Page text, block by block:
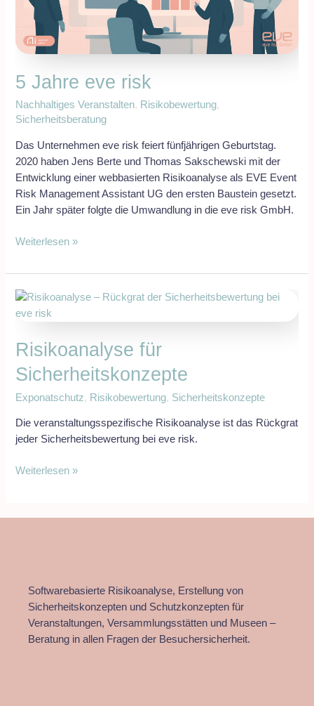
5 Jahre eve risk
Nachhaltiges Veranstalten, Risikobewertung,
Sicherheitsberatung
Das Unternehmen eve risk feiert fünfjährigen Geburtstag.
2020 haben Jens Berte und Thomas Sakschewski mit der
Entwicklung einer webbasierten Risikoanalyse als EVE Event
Risk Management Assistant UG den ersten Baustein gesetzt.
Ein Jahr später folgte die Umwandlung in die eve risk GmbH.
Weiterlesen »
Risikoanalyse für
Sicherheitskonzepte
Exponatschutz, Risikobewertung, Sicherheitskonzepte
Die veranstaltungsspezifische Risikoanalyse ist das Rückgrat
jeder Sicherheitsbewertung bei eve risk.
Risikoanalyse
für
Weiterlesen »
Softwarebasierte Risikoanalyse, Erstellung von
Sicherheitskonzepten und Schutzkonzepten für
Veranstaltungen, Versammlungsstätten und Museen –
Beratung in allen Fragen der Besuchersicherheit.